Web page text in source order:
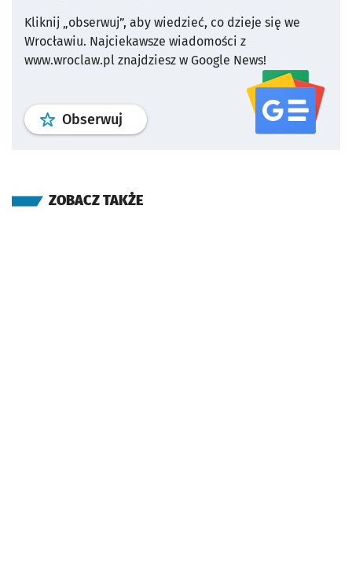
Kliknij „obserwuj”, aby wiedzieć, co dzieje się we
Wrocławiu. Najciekawsze wiadomości z
www.wroclaw.pl znajdziesz w Google News!
Obserwuj profil serwisu
ZOBACZ TAKŻE